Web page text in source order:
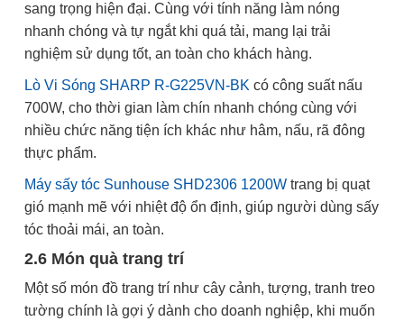
sang trọng hiện đại. Cùng với tính năng làm nóng
nhanh chóng và tự ngắt khi quá tải, mang lại trải
nghiệm sử dụng tốt, an toàn cho khách hàng.
Lò Vi Sóng SHARP R-G225VN-BK có công suất nấu
700W, cho thời gian làm chín nhanh chóng cùng với
nhiều chức năng tiện ích khác như hâm, nấu, rã đông
thực phẩm.
Máy sấy tóc Sunhouse SHD2306 1200W trang bị quạt
gió mạnh mẽ với nhiệt độ ổn định, giúp người dùng sấy
tóc thoải mái, an toàn.
2.6 Món quà trang trí
Một số món đồ trang trí như cây cảnh, tượng, tranh treo
tường chính là gợi ý dành cho doanh nghiệp, khi muốn